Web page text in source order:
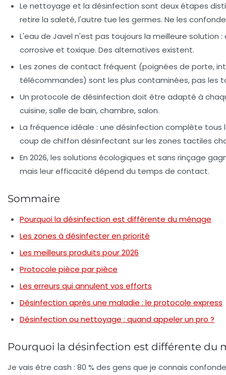
Le nettoyage et la désinfection sont deux étapes
retire la saleté, l'autre tue les germes. Ne les
L'eau de Javel n'est pas toujours la meilleure solution :
corrosive et toxique. Des alternatives existent.
Les zones de contact fréquent (poignées de porte,
télécommandes) sont les plus contaminées, pas les
Un protocole de désinfection doit être adapté à
cuisine, salle de bain, chambre, salon.
La fréquence idéale : une désinfection complète tous
coup de chiffon désinfectant sur les zones tactiles
En 2026, les solutions écologiques et sans rinçage
mais leur efficacité dépend du temps de contact.
Sommaire
Pourquoi la désinfection est différente du ménage
Les zones à désinfecter en priorité
Les meilleurs produits pour 2026
Protocole pièce par pièce
Les erreurs qui annulent vos efforts
Désinfection après une maladie : le protocole express
Désinfection ou nettoyage : quand appeler un pro ?
Pourquoi la désinfection est différente du
Je vais être cash : 80 % des gens que je connais